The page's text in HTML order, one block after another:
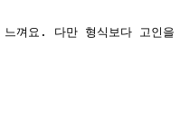
껴요. 다만 형식보다 고인